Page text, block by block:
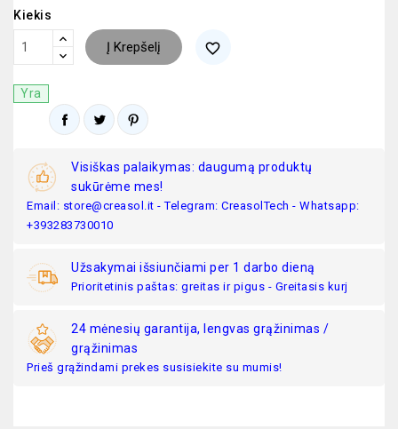
Kiekis
Į Krepšelį favorite_border
Yra
Visiškas palaikymas: daugumą produktų
sukūrėme mes!
Email: store@creasol.it - Telegram: CreasolTech - Whatsapp:
+393283730010
Užsakymai išsiunčiami per 1 darbo dieną
Prioritetinis paštas: greitas ir pigus - Greitasis kurj
24 mėnesių garantija, lengvas grąžinimas /
grąžinimas
Prieš grąžindami prekes susisiekite su mumis!